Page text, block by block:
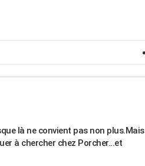
là ne convient pas non plus.Mais
à chercher chez Porcher...et